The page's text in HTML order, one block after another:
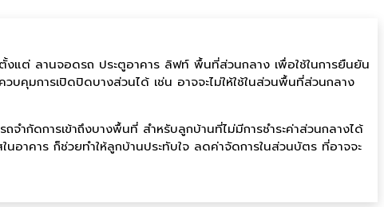
ตั้งแต่ ลานจอดรถ ประตูอาคาร ลิฟท์ พื้นที่ส่วนกลาง เพื่อใช้ในการยืนยัน
คุมการเปิดปิดบางส่วนได้ เช่น อาจจะไม่ให้ใช้ในส่วนพื้นที่ส่วนกลาง
กัดการเข้าถึงบางพื้นที่ สำหรับลูกบ้านที่ไม่มีการชำระค่าส่วนกลางได้
อาคาร ก็ช่วยทำให้ลูกบ้านประทับใจ ลดค่าจัดการในส่วนบัตร ที่อาจจะ